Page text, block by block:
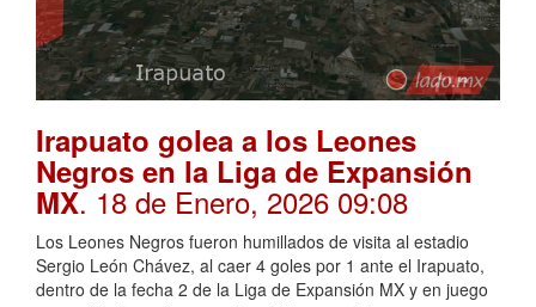
Irapuato golea a los Leones
Negros en la Liga de Expansión
MX. 18 de Enero, 2026 09:08
Los Leones Negros fueron humillados de visita al estadio
Sergio León Chávez, al caer 4 goles por 1 ante el Irapuato,
dentro de la fecha 2 de la Liga de Expansión MX y en juego